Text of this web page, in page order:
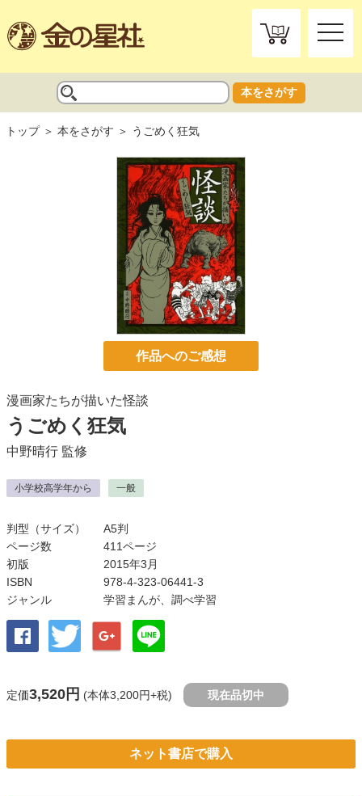
toggle
本をさがす
トップ 本をさがす うごめく狂気
作品へのご感想
漫画家たちが描いた怪談
うごめく狂気
中野晴行 監修
小学校高学年から 一般
判型（サイズ）
A5判
ページ数
411ページ
初版
2015年3月
ISBN
978-4-323-06441-3
ジャンル
学習まんが 調べ学習
定価3,520円 (本体3,200円+税) 現在品切中
ネット書店で購入